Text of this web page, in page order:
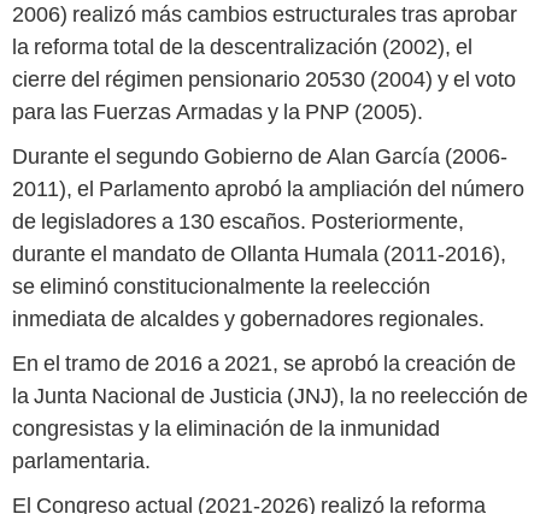
2006) realizó más cambios estructurales tras aprobar
la reforma total de la descentralización (2002), el
cierre del régimen pensionario 20530 (2004) y el voto
para las Fuerzas Armadas y la PNP (2005).
Durante el segundo Gobierno de Alan García (2006-
2011), el Parlamento aprobó la ampliación del número
de legisladores a 130 escaños. Posteriormente,
durante el mandato de Ollanta Humala (2011-2016),
se eliminó constitucionalmente la reelección
inmediata de alcaldes y gobernadores regionales.
En el tramo de 2016 a 2021, se aprobó la creación de
la Junta Nacional de Justicia (JNJ), la no reelección de
congresistas y la eliminación de la inmunidad
parlamentaria.
El Congreso actual (2021-2026) realizó la reforma